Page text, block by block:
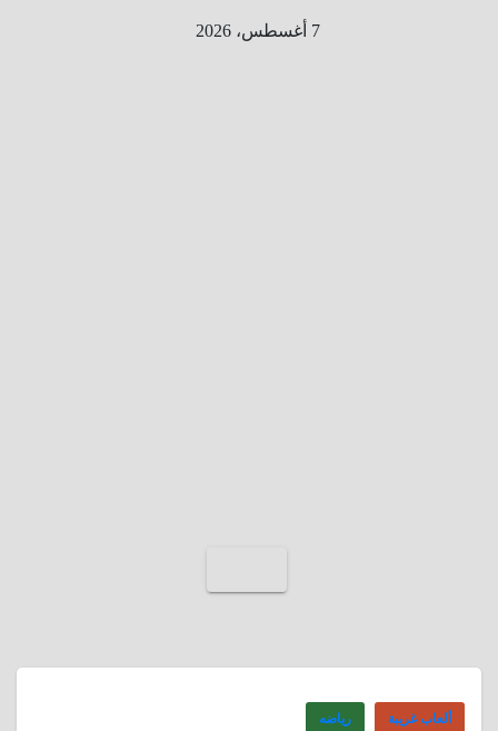
7 أغسطس، 2026
ألعاب غريبة رياضه